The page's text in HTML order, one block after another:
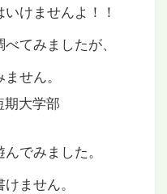
けませんよ！！
てみましたが、
せん。
でみました。
ません。